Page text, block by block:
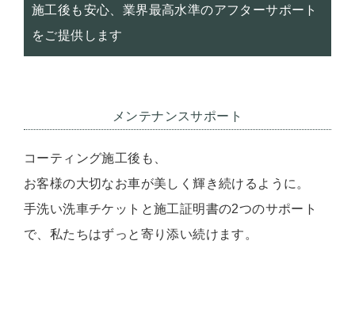
施工後も安心、業界最高水準のアフターサポート
をご提供します
メンテナンスサポート
コーティング施工後も、
お客様の大切なお車が美しく輝き続けるように。
手洗い洗車チケットと施工証明書の2つのサポート
で、私たちはずっと寄り添い続けます。